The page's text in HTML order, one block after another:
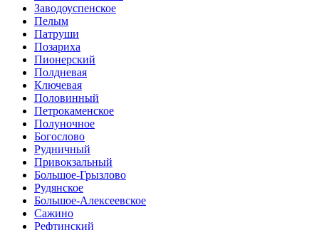
Заводоуспенское
Пелым
Патруши
Позариха
Пионерский
Полдневая
Ключевая
Половинный
Петрокаменское
Полуночное
Богослово
Рудничный
Привокзальный
Большое-Грызлово
Рудянское
Большое-Алексеевское
Сажино
Рефтинский